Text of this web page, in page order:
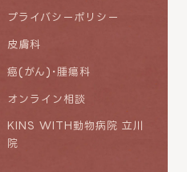
プライバシーポリシー
皮膚科
癌(がん)・腫瘍科
オンライン相談
KINS WITH動物病院 立川
院